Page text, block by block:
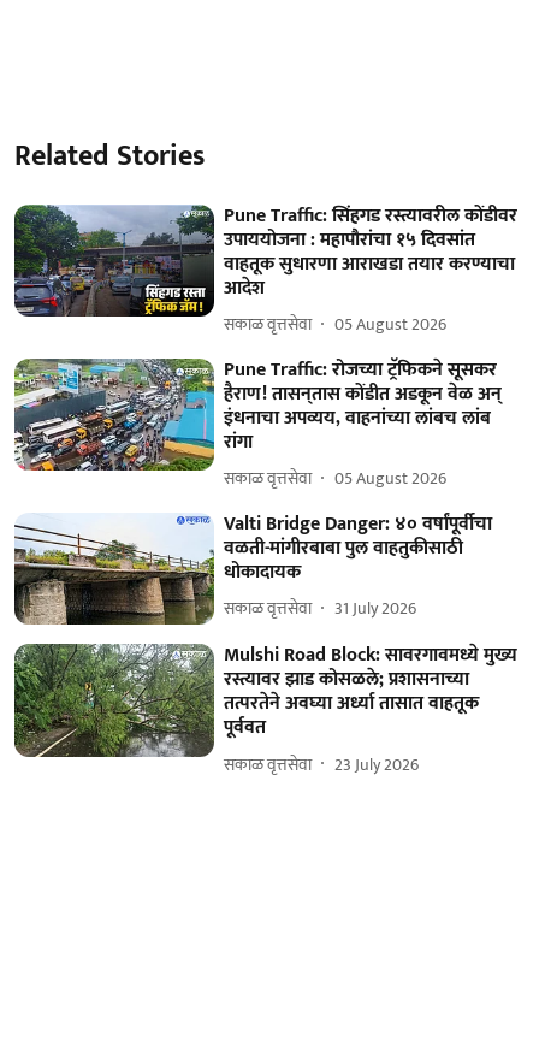
Related Stories
Pune Traffic: सिंहगड रस्त्यावरील कोंडीवर
उपाययोजना : महापौरांचा १५ दिवसांत
वाहतूक सुधारणा आराखडा तयार करण्याचा
आदेश
सकाळ वृत्तसेवा 05 August 2026
Pune Traffic: रोजच्या ट्रॅफिकने सूसकर
हैराण! तासन्‌तास कोंडीत अडकून वेळ अन्
इंधनाचा अपव्यय, वाहनांच्या लांबच लांब
रांगा
सकाळ वृत्तसेवा 05 August 2026
Valti Bridge Danger: ४० वर्षांपूर्वीचा
वळती-मांगीरबाबा पुल वाहतुकीसाठी
धोकादायक
सकाळ वृत्तसेवा 31 July 2026
Mulshi Road Block: सावरगावमध्ये मुख्य
रस्त्यावर झाड कोसळले; प्रशासनाच्या
तत्परतेने अवघ्या अर्ध्या तासात वाहतूक
पूर्ववत
सकाळ वृत्तसेवा 23 July 2026